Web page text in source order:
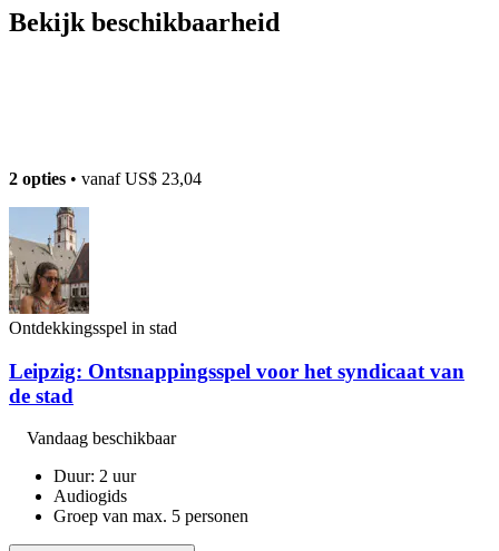
Bekijk beschikbaarheid
2 opties • vanafUS$ 23,04
Ontdekkingsspel in stad
Leipzig: Ontsnappingsspel voor het syndicaat van
de stad
Vandaag beschikbaar
Duur: 2 uur
Audiogids
Groep van max. 5 personen